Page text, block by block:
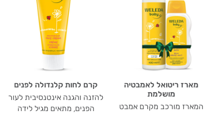
מארז ריטואל לאמבטיה
מושלמת
המארז מורכב מקרם אמבט
קרם לחות קלנדולה לפנים
להזנה והגנה אינטנסיבית לעור
הפנים, מתאים מגיל לידה